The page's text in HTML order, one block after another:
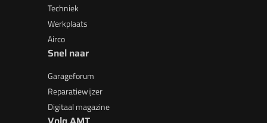
Techniek
Werkplaats
Airco
Snel naar
Garageforum
Reparatiewijzer
Digitaal magazine